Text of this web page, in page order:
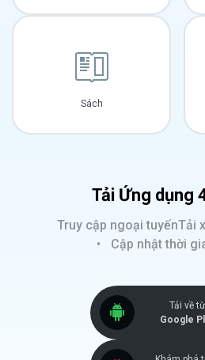
Sách
Tải Ứng dụng
Truy cập ngoại tuyếnTải
Cập nhật thời
Tải về từ
Google